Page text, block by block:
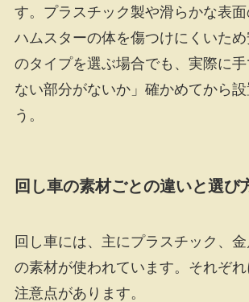
す。プラスチック製や滑らかな表面
ハムスターの体を傷つけにくいた
のタイプを選ぶ場合でも、実際に
ない部分がないか」確かめてから設
う。
回し車の素材ごとの違いと選び
回し車には、主にプラスチック、
の素材が使われています。それぞれ
注意点があります。